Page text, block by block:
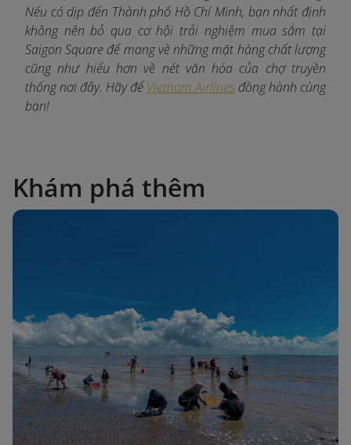
Nếu có dịp đến Thành phố Hồ Chí Minh, bạn nhất định
không nên bỏ qua cơ hội trải nghiệm mua sắm tại
Saigon Square để mang về những mặt hàng chất lượng
cũng như hiểu hơn về nét văn hóa của chợ truyền
thống nơi đây. Hãy đểVietnam Airlines đồng hành cùng
bạn!
Khám phá thêm